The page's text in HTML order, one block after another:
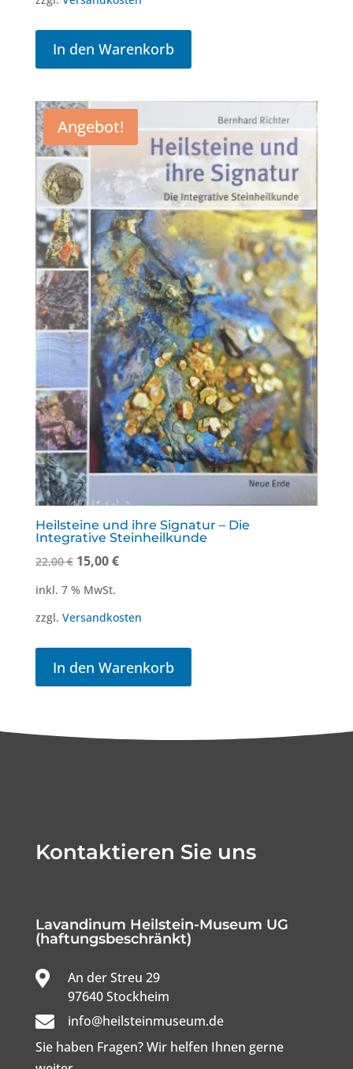
In den Warenkorb
Angebot!
Heilsteine und ihre Signatur – Die
Integrative Steinheilkunde
22,00€ Ursprünglicher
22,00 €
15,00€Aktueller
15,00 €.
inkl. 7 % MwSt.
zzgl. Versandkosten
In den Warenkorb
Kontaktieren Sie uns
Lavandinum Heilstein-Museum UG
(haftungsbeschränkt)
 An der Streu 29
97640 Stockheim

info@heilsteinmuseum.de
Sie haben Fragen? Wir helfen Ihnen gerne